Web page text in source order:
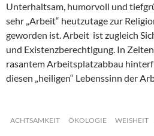
Unterhaltsam, humorvoll und
sehr „Arbeit“ heutzutage zur
geworden ist. Arbeit ist zugleich
und Existenzberechtigung. In
rasantem Arbeitsplatzabbau
diesen „heiligen“ Lebenssinn der
ACHTSAMKEIT ÖKOLOGIE WEISHEIT